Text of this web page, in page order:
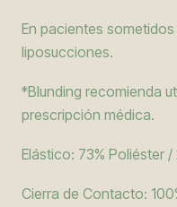
En pacientes
liposucciones.
*Blunding recomienda
prescripción médica.
Elástico: 73% Poliéster
Cierra de Contacto: